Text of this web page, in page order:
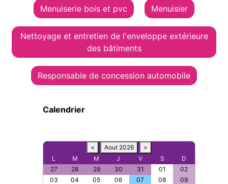
Menuiserie bois et pvc Menuisier
Nettoyage et entretien de l'enveloppe extérieure
des bâtiments
Responsable de concession automobile
Calendrier
< Aout 2026
>
L
M M J V S
D
27
28 29 30 31 01
02
03
04 05 06 07 08
09